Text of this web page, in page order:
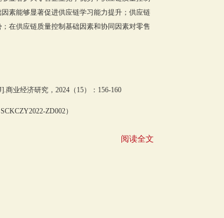
素能够显著促进供应链学习能力提升；供应链
在供应链质量控制基础因素和协同因素对零售
业经济研究，2024（15）：156-160
ZD002）
阅读全文